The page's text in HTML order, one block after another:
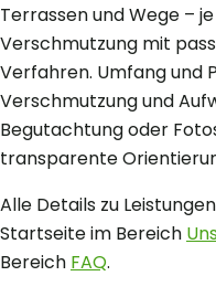
Terrassen und Wege –
Verschmutzung mit
Verfahren. Umfang und
Verschmutzung und
Begutachtung oder
transparente
Alle Details zu
Startseite im Bereich
Bereich FAQ.